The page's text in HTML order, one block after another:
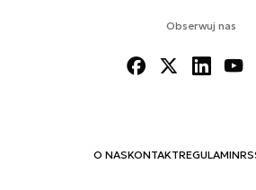
Obserwuj nas
O NASKONTAKTREGULAMIN